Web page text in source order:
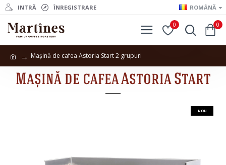
INTRĂ ÎNREGISTRARE ROMÂNĂ
0 0
Mașină de cafea Astoria Start 2 grupuri
Mașină de cafea Astoria Start
NOU